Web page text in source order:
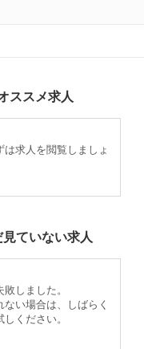
ススメ求人
求人を閲覧しましょ
ていない求人
しました。
い場合は、しばらく
ください。